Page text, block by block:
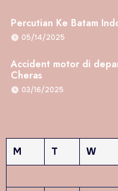
Percutian Ke Batam
05/14/2025
Accident motor di
Cheras
03/16/2025
M T W